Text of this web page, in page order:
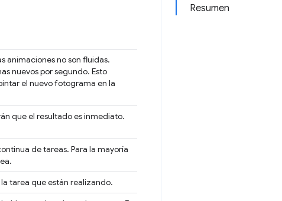
Resumen
animaciones no son fluidas.
nuevos por segundo. Esto
el nuevo fotograma en la
que el resultado es inmediato.
de tareas. Para la mayoría
tarea que están realizando.